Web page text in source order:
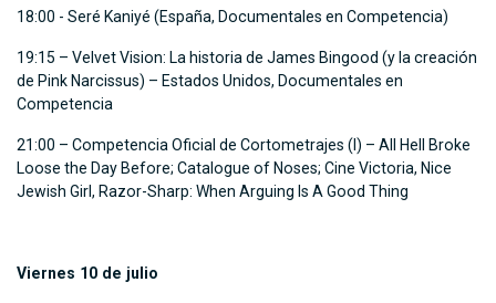
18:00 - Seré Kaniyé (España, Documentales en Competencia)
19:15 – Velvet Vision: La historia de James Bingood (y la creación
de Pink Narcissus) – Estados Unidos, Documentales en
Competencia
21:00 – Competencia Oficial de Cortometrajes (I) – All Hell Broke
Loose the Day Before; Catalogue of Noses; Cine Victoria, Nice
Jewish Girl, Razor-Sharp: When Arguing Is A Good Thing
Viernes 10 de julio